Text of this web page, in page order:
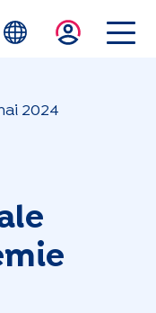
main content
2024